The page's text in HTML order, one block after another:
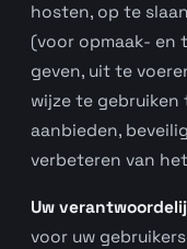
hosten, op te
(voor opmaak- en
geven, uit te
wijze te
aanbieden,
verbeteren van
Uw
voor uw